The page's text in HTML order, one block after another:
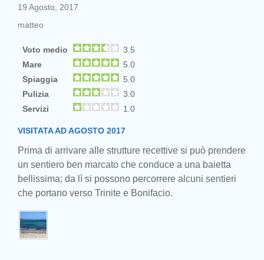
19 Agosto, 2017
matteo
Voto medio
3.5
Mare
5.0
Spiaggia
5.0
Pulizia
3.0
Servizi
1.0
VISITATA AD AGOSTO 2017
Prima di arrivare alle strutture recettive si può prendere
un sentiero ben marcato che conduce a una baietta
bellissima; da lì si possono percorrere alcuni sentieri
che portano verso Trinite e Bonifacio.